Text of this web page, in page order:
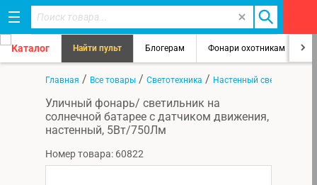
Каталог Найти пульт Блогерам Фонари охотникам
Главная / Все товары / Светотехника / Настенный светильник
Уличный фонарь/ светильник на
солнечной батарее с датчиком движения,
настенный, 5Вт/750Лм
Номер товара: 60822